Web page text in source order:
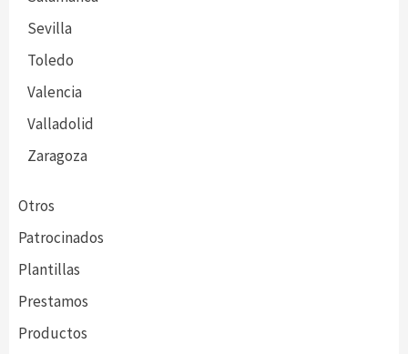
Sevilla
Toledo
Valencia
Valladolid
Zaragoza
Otros
Patrocinados
Plantillas
Prestamos
Productos